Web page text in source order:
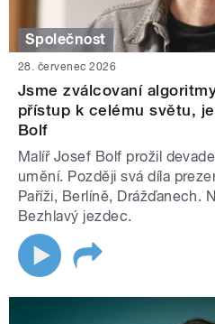
Společnost
28. červenec 2026
Jsme zválcovaní
přístup k celému světu,
Bolf
Malíř Josef Bolf prožil
umění. Později svá díla
Paříži, Berlíně, Drážďanech.
Bezhlavý jezdec.